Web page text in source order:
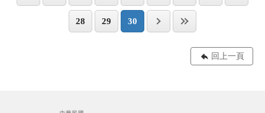
28 29 30
回上一頁